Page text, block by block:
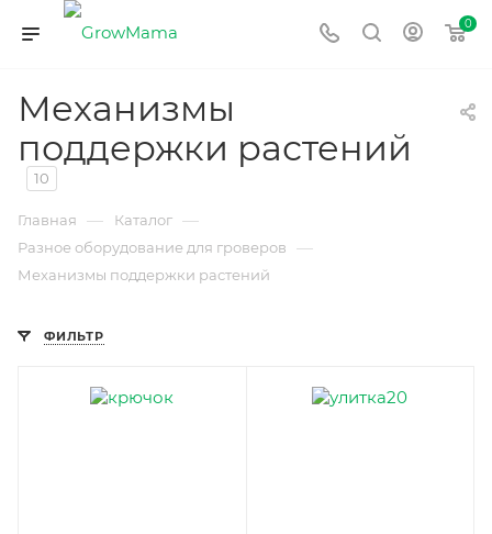
0
Механизмы
поддержки растений
10
Главная — Каталог —
Разное оборудование для гроверов —
Механизмы поддержки растений
ФИЛЬТР